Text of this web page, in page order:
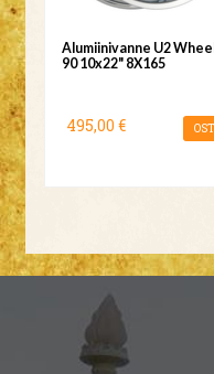
Alumiinivanne U2
90 10x22" 8X165
495,00 €